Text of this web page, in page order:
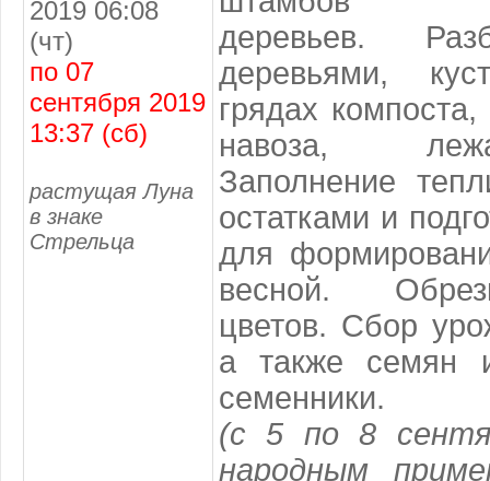
2019 06:08
(чт)
по 07
сентября 2019
13:37 (сб)
растущая Луна
в знаке
Стрельца
деревьев.
деревьями,
грядах
навоза,
Заполнение
остатками и
для
весной.
цветов. Сбор
а также семян
семенники.
(с 5 по 8
народным